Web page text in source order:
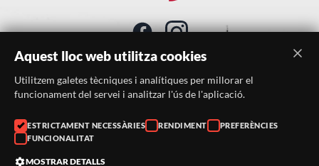
SUBSCRIU-TE AL BUTLLETÍ
Telèfon:
938046359
Correu:
Aquest lloc web utilitza cookies
Utilitzem galetes tècniques i analítiques per millorar el
funcionament del servei i analitzar l'ús de l'aplicació.
ESTRICTAMENT NECESSÀRIES RENDIMENT
PREFERÈNCIES
FUNCIONALITAT
MOSTRAR DETALLS